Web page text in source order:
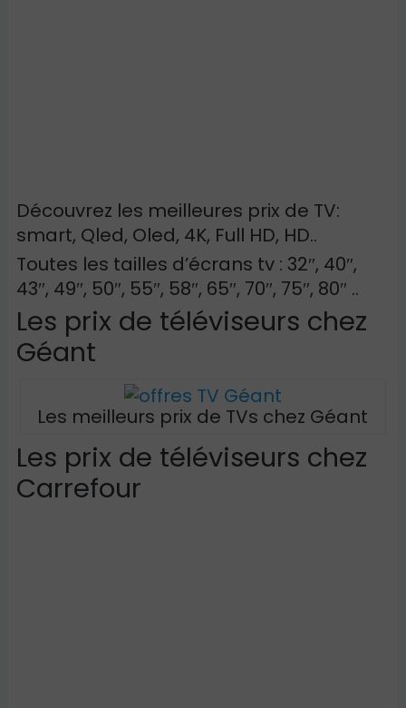
Découvrez les meilleures prix de TV:
smart, Qled, Oled, 4K, Full HD, HD..
Toutes les tailles d’écrans tv : 32″, 40″,
43″, 49″, 50″, 55″, 58″, 65″, 70″, 75″, 80″ ..
Les prix de téléviseurs chez
Géant
Les meilleurs prix de TVs chez Géant
Les prix de téléviseurs chez
Carrefour